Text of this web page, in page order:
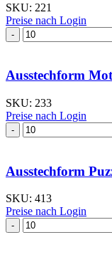
SKU: 221
Preise nach Login
Ausstechform
I
Ausstechform
SKU: 233
Preise nach Login
Ausstechform
Menge
Ausstechform
SKU: 413
Preise nach Login
Ausstechform Puzzle
Menge